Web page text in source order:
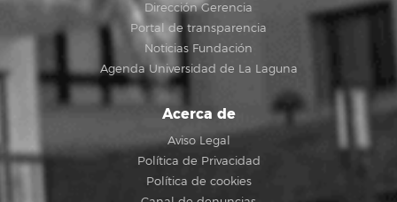
Dirección Gerencia
Portal de transparencia
Noticias Fundación
Agenda Universidad de La Laguna
Acerca de
Aviso Legal
Política de Privacidad
Política de cookies